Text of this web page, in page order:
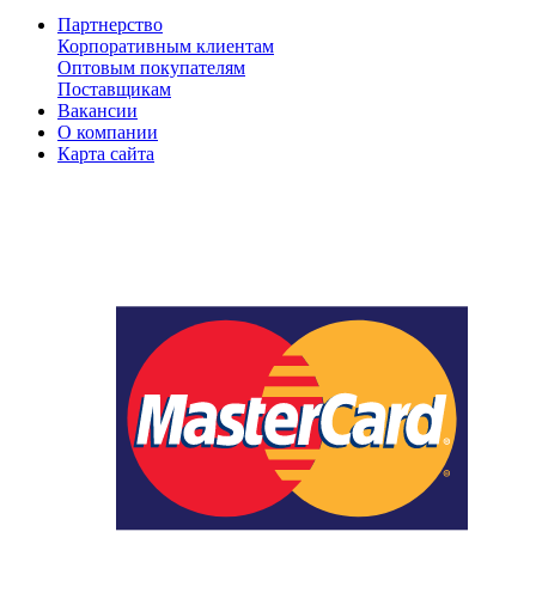
Партнерство
Корпоративным клиентам
Оптовым покупателям
Поставщикам
Вакансии
О компании
Карта сайта